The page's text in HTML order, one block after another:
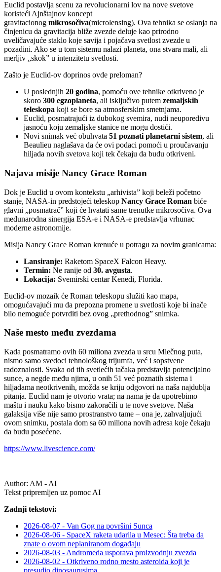
Euclid postavlja scenu za revolucionarni lov na nove svetove
koristeći Ajnštajnov koncept
gravitacionog mikrosočiva(microlensing). Ova tehnika se oslanja na
činjenicu da gravitacija bliže zvezde deluje kao prirodno
uveličavajuće staklo koje savija i pojačava svetlost zvezde u
pozadini. Ako se u tom sistemu nalazi planeta, ona stvara mali, ali
merljiv „skok” u intenzitetu svetlosti.
Zašto je Euclid-ov doprinos ovde preloman?
U poslednjih 20 godina, pomoću ove tehnike otkriveno je
skoro 300 egzoplaneta, ali isključivo putem zemaljskih
teleskopa koji se bore sa atmosferskim smetnjama.
Euclid, posmatrajući iz dubokog svemira, nudi neuporedivu
jasnoću koju zemaljske stanice ne mogu dostići.
Novi snimak već obuhvata 51 poznati planetarni sistem, ali
Beaulieu naglašava da će ovi podaci pomoći u proučavanju
hiljada novih svetova koji tek čekaju da budu otkriveni.
Najava misije Nancy Grace Roman
Dok je Euclid u ovom kontekstu „arhivista” koji beleži početno
stanje, NASA-in predstojeći teleskop Nancy Grace Roman biće
glavni „posmatrač” koji će hvatati same trenutke mikrosočiva. Ova
međunarodna sinergija ESA-e i NASA-e predstavlja vrhunac
moderne astronomije.
Misija Nancy Grace Roman krenuće u potragu za novim granicama:
Lansiranje: Raketom SpaceX Falcon Heavy.
Termin: Ne ranije od 30. avgusta.
Lokacija: Svemirski centar Kenedi, Florida.
Euclid-ov mozaik će Roman teleskopu služiti kao mapa,
omogućavajući mu da prepozna promene u svetlosti koje bi inače
bilo nemoguće potvrditi bez ovog „prethodnog” snimka.
Naše mesto među zvezdama
Kada posmatramo ovih 60 miliona zvezda u srcu Mlečnog puta,
nismo samo svedoci tehnološkog trijumfa, već i sopstvene
radoznalosti. Svaka od tih svetlećih tačaka predstavlja potencijalno
sunce, a negde među njima, u onih 51 već poznatih sistema i
hiljadama neotkrivenih, možda se kriju odgovori na naša najdublja
pitanja. Euclid nam je otvorio vrata; na nama je da upotrebimo
maštu i nauku kako bismo zakoračili u te nove svetove. Naša
galaksija više nije samo prostranstvo tame – ona je, zahvaljujući
ovom snimku, postala dom sa 60 miliona novih adresa koje čekaju
da budu posećene.
https://www.livescience.com/
Author: AM - AI
Tekst pripremljen uz pomoc AI
Zadnji tekstovi:
2026-08-07 - Van Gog na površini Sunca
2026-08-06 - SpaceX raketa udarila u Mesec: Šta treba da
znate o ovom neplaniranom događaju
2026-08-03 - Andromeda usporava proizvodnju zvezda
2026-08-02 - Otkriveno rodno mesto asteroida koji je
presudio dinosaurusima